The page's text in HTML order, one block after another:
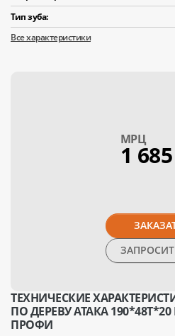
Тип зуба:
Все характеристики
МPЦ
1 685
ТЕХНИЧЕСКИЕ
ПО ДЕРЕВУ АТАКА
ПРОФИ